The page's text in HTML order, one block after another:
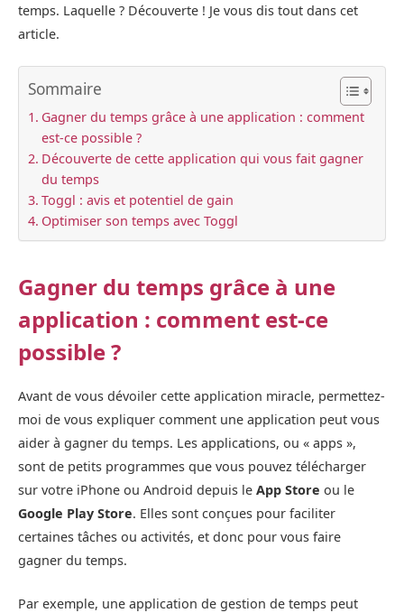
temps. Laquelle ? Découverte ! Je vous dis tout dans cet
article.
Sommaire
Gagner du temps grâce à une application : comment
est-ce possible ?
Découverte de cette application qui vous fait gagner
du temps
Toggl : avis et potentiel de gain
Optimiser son temps avec Toggl
Gagner du temps grâce à une
application : comment est-ce
possible ?
Avant de vous dévoiler cette application miracle, permettez-
moi de vous expliquer comment une application peut vous
aider à gagner du temps. Les applications, ou « apps »,
sont de petits programmes que vous pouvez télécharger
sur votre iPhone ou Android depuis le App Store ou le
Google Play Store. Elles sont conçues pour faciliter
certaines tâches ou activités, et donc pour vous faire
gagner du temps.
Par exemple, une application de gestion de temps peut